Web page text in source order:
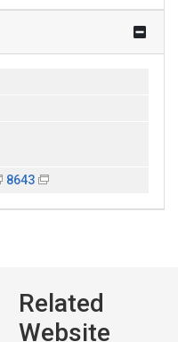
8643
Related
Website